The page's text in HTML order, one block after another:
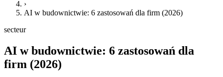
›
AI w budownictwie: 6 zastosowań dla firm (2026)
secteur
AI w budownictwie: 6 zastosowań dla
firm (2026)